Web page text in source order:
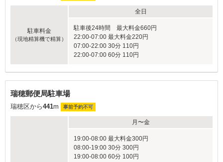
駐車料金
（現地精算機で精算）
全日
駐車後24時間 最大料金660円
22:00-07:00 最大料金220円
07:00-22:00 30分 110円
22:00-07:00 60分 110円
瑞穂郵便局駐車場
瑞穂区から441m 事前予約不可
月〜金
19:00-08:00 最大料金300円
08:00-19:00 30分 300円
19:00-08:00 60分 100円